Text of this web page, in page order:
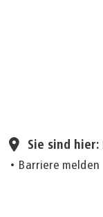
Sie sind hier:
Barriere melden